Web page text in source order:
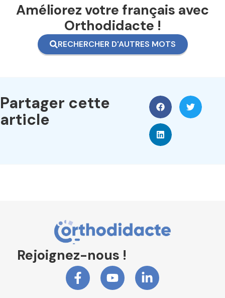
Améliorez votre français avec
Orthodidacte !
RECHERCHER D'AUTRES MOTS
Partager cette
article
Rejoignez-nous !